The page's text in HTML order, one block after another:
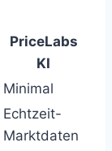
PriceLabs
KI
Minimal
Echtzeit-
Marktdaten